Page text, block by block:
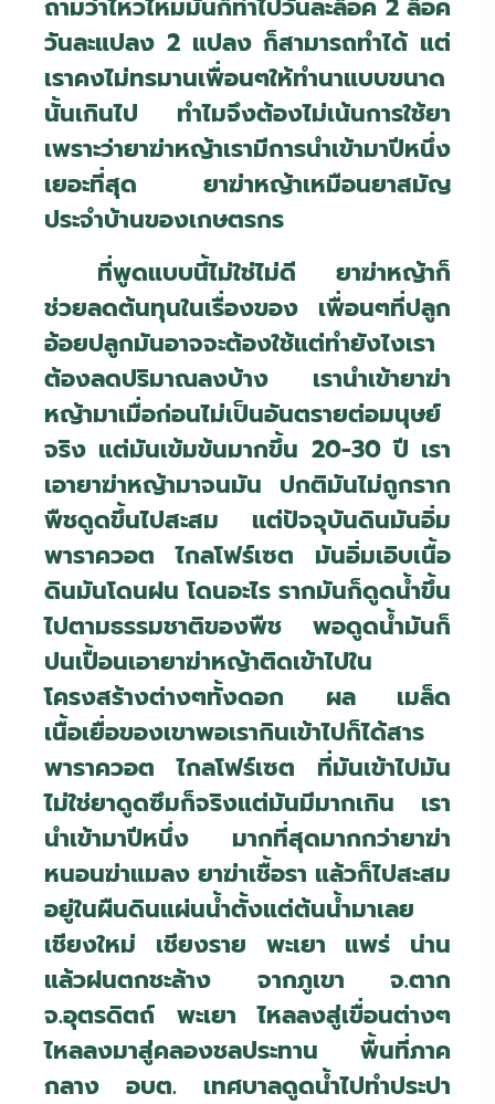
ถามว่าไหวไหมมันก็ทำไปวันละล็อค 2 ล็อค
วันละแปลง 2 แปลง ก็สามารถทำได้ แต่
เราคงไม่ทรมานเพื่อนๆให้ทำนาแบบขนาด
นั้นเกินไป ทำไมจึงต้องไม่เน้นการใช้ยา
เพราะว่ายาฆ่าหญ้าเรามีการนำเข้ามาปีหนึ่ง
เยอะที่สุด ยาฆ่าหญ้าเหมือนยาสมัญ
ประจำบ้านของเกษตรกร
ที่พูดแบบนี้ไม่ใช่ไม่ดี ยาฆ่าหญ้าก็
ช่วยลดต้นทุนในเรื่องของ เพื่อนๆที่ปลูก
อ้อยปลูกมันอาจจะต้องใช้แต่ทำยังไงเรา
ต้องลดปริมาณลงบ้าง เรานำเข้ายาฆ่า
หญ้ามาเมื่อก่อนไม่เป็นอันตรายต่อมนุษย์
จริง แต่มันเข้มข้นมากขึ้น 20-30 ปี เรา
เอายาฆ่าหญ้ามาจนมัน ปกติมันไม่ถูกราก
พืชดูดขึ้นไปสะสม แต่ปัจจุบันดินมันอิ่ม
พาราควอต ไกลโฟร์เซต มันอิ่มเอิบเนื้อ
ดินมันโดนฝน โดนอะไร รากมันก็ดูดน้ำขึ้น
ไปตามธรรมชาติของพืช พอดูดน้ำมันก็
ปนเปื้อนเอายาฆ่าหญ้าติดเข้าไปใน
โครงสร้างต่างๆทั้งดอก ผล เมล็ด
เนื้อเยื่อของเขาพอเรากินเข้าไปก็ได้สาร
พาราควอต ไกลโฟร์เซต ที่มันเข้าไปมัน
ไม่ใช่ยาดูดซึมก็จริงแต่มันมีมากเกิน เรา
นำเข้ามาปีหนึ่ง มากที่สุดมากกว่ายาฆ่า
หนอนฆ่าแมลง ยาฆ่าเชื้อรา แล้วก็ไปสะสม
อยู่ในผืนดินแผ่นน้ำตั้งแต่ต้นน้ำมาเลย
เชียงใหม่ เชียงราย พะเยา แพร่ น่าน
แล้วฝนตกชะล้าง จากภูเขา จ.ตาก
จ.อุตรดิตถ์ พะเยา ไหลลงสู่เขื่อนต่างๆ
ไหลลงมาสู่คลองชลประทาน พื้นที่ภาค
กลาง อบต. เทศบาลดูดน้ำไปทำประปา